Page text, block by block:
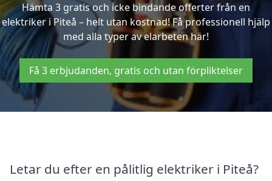
Hämta 3 gratis och icke bindande offerter från en
elektriker i Piteå – helt utan kostnad! Få professionell hjälp
med alla typer av elarbeten här!
Få 3 erbjudanden, gratis och utan förpliktelser
Letar du efter en pålitlig elektriker i Piteå?